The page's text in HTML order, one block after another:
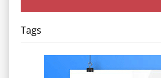
Tags